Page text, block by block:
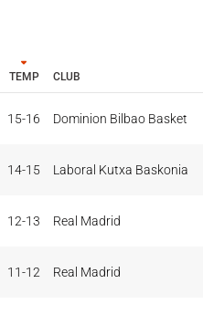
TEMP CLUB
TEMP CLUB
15-16 Dominion Bilbao Basket
14-15 Laboral Kutxa Baskonia
12-13 Real Madrid
11-12 Real Madrid